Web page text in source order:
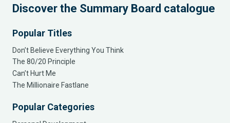
Discover the Summary Board catalogue
Popular Titles
Don’t Believe Everything You Think
The 80/20 Principle
Can’t Hurt Me
The Millionaire Fastlane
Popular Categories